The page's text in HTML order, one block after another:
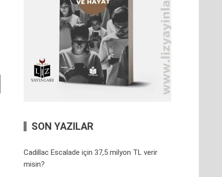
SON YAZILAR
Cadillac Escalade için 37,5 milyon TL verir
misin?